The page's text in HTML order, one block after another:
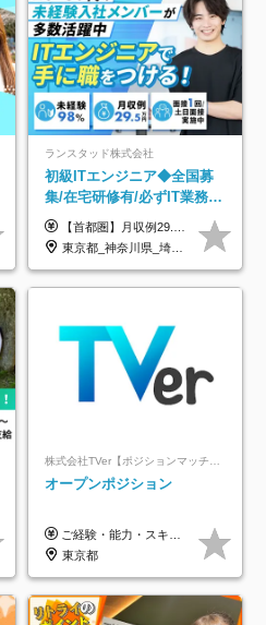
ランスタッド株式会社
初級ITエンジニア◆全国募
集/在宅研修有/必ずIT業務配
属/月収例29.5万円/Web面接
1回/SE
【首都圏】月収例29.5万円（月給26万円＋諸手当） 【東海・関西】月収例28.5万円（月給25万円＋諸手当） 【九州】月収例26万円（月給23万円＋諸手当） ※経験・スキル・前職給与を踏まえ、総合的に判断して決定します。 例：首都圏 月収例31万円（月給27万円＋諸手当） ◆各種手当 ・通勤手当（上限4万円まで） ・残業代手当（1分単位で全額支給） ※固定残業代制は採用しておりません ・深夜勤務手当 ・資格取得支援（ランクに応じてお祝い金1万円～10万円を支給） ◆昇給：年1回 ◆補足 ・研修中1ヶ月間は、時給1670円となります。 ・試用期間6ヶ月あり。その間の待遇に変更はありません。 ※詳細は面接時にご案内します。
東京都_神奈川県_埼玉県_千葉県_大阪府_愛知県_兵庫県_京都府_福岡県
オープンポジション
ご経験・能力・スキル等により、当社基準にて優遇・相談のうえ決定いたします。
東京都